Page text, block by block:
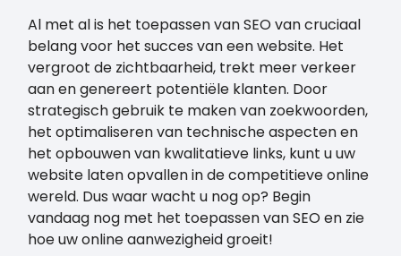
Al met al is het toepassen van SEO van cruciaal
belang voor het succes van een website. Het
vergroot de zichtbaarheid, trekt meer verkeer
aan en genereert potentiële klanten. Door
strategisch gebruik te maken van zoekwoorden,
het optimaliseren van technische aspecten en
het opbouwen van kwalitatieve links, kunt u uw
website laten opvallen in de competitieve online
wereld. Dus waar wacht u nog op? Begin
vandaag nog met het toepassen van SEO en zie
hoe uw online aanwezigheid groeit!